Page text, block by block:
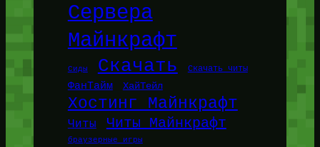
Сервера
Майнкрафт
Сиды Скачать Скачать читы
ФанТайм ХайТейл
Хостинг Майнкрафт
Читы Читы Майнкрафт
браузерные игры